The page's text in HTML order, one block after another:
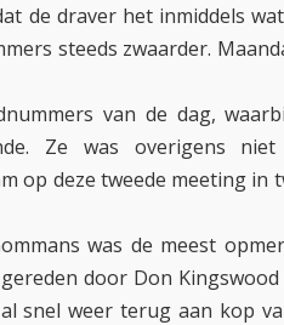
de draver het inmiddels
steeds zwaarder.
van de dag,
Ze was overigens
op deze tweede meeting in
was de meest
door Don
snel weer terug aan kop